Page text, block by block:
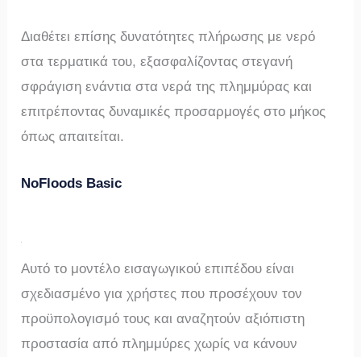
Διαθέτει επίσης δυνατότητες πλήρωσης με νερό
στα τερματικά του, εξασφαλίζοντας στεγανή
σφράγιση ενάντια στα νερά της πλημμύρας και
επιτρέποντας δυναμικές προσαρμογές στο μήκος
όπως απαιτείται.
NoFloods Basic
Αυτό το μοντέλο εισαγωγικού επιπέδου είναι
σχεδιασμένο για χρήστες που προσέχουν τον
προϋπολογισμό τους και αναζητούν αξιόπιστη
προστασία από πλημμύρες χωρίς να κάνουν